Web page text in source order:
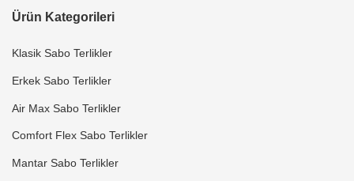
Ürün Kategorileri
Klasik Sabo Terlikler
Erkek Sabo Terlikler
Air Max Sabo Terlikler
Comfort Flex Sabo Terlikler
Mantar Sabo Terlikler